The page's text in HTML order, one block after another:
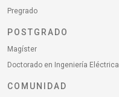
Pregrado
POSTGRADO
Magíster
Doctorado en Ingeniería Eléctrica
COMUNIDAD